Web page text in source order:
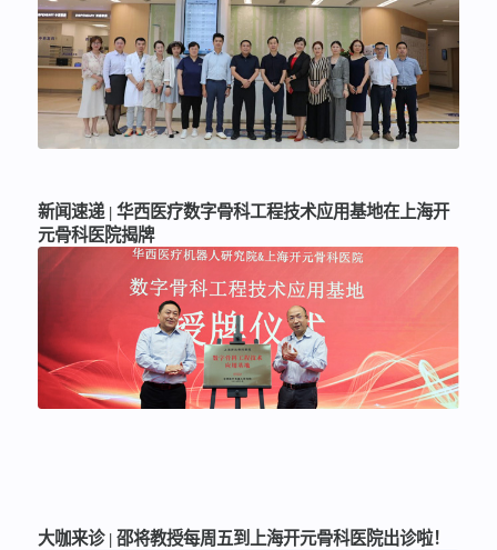
新闻速递 | 华西医疗数字骨科工程技术应用基地在上海开
元骨科医院揭牌
大咖来诊 | 邵将教授每周五到上海开元骨科医院出诊啦！